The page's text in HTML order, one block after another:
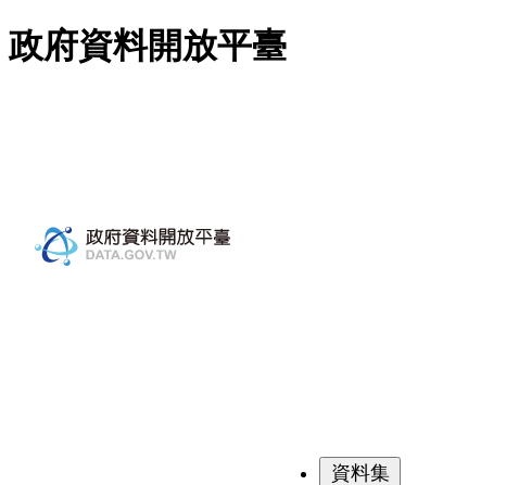
跳至主要內容
政府資料開放平臺
資料集